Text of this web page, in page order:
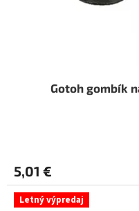
Gotoh gombík
5,01 €
Letný výpredaj